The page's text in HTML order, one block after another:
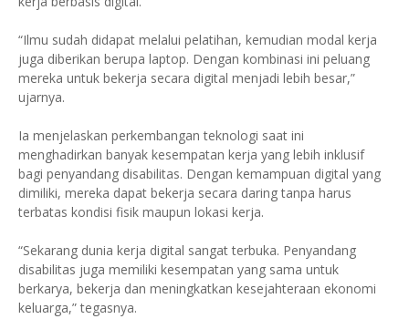
“Ilmu sudah didapat melalui pelatihan, kemudian modal kerja
juga diberikan berupa laptop. Dengan kombinasi ini peluang
mereka untuk bekerja secara digital menjadi lebih besar,”
ujarnya.
Ia menjelaskan perkembangan teknologi saat ini
menghadirkan banyak kesempatan kerja yang lebih inklusif
bagi penyandang disabilitas. Dengan kemampuan digital yang
dimiliki, mereka dapat bekerja secara daring tanpa harus
terbatas kondisi fisik maupun lokasi kerja.
“Sekarang dunia kerja digital sangat terbuka. Penyandang
disabilitas juga memiliki kesempatan yang sama untuk
berkarya, bekerja dan meningkatkan kesejahteraan ekonomi
keluarga,” tegasnya.